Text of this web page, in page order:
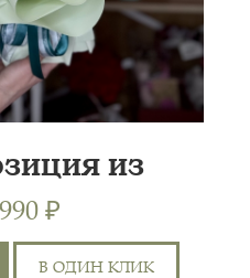
ИЗ
₽
В ОДИН КЛИК